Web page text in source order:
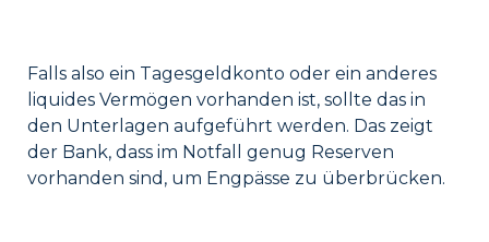
Falls also ein Tagesgeldkonto oder ein anderes
liquides Vermögen vorhanden ist, sollte das in
den Unterlagen aufgeführt werden. Das zeigt
der Bank, dass im Notfall genug Reserven
vorhanden sind, um Engpässe zu überbrücken.